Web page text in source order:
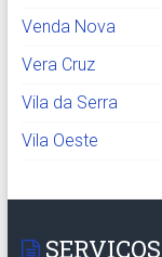
Venda Nova
Vera Cruz
Vila da Serra
Vila Oeste
SERVIÇOS